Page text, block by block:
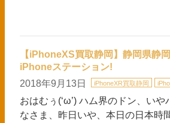
【iPhoneXS買取静岡】静岡県静
iPhoneステーション!
2018年9月13日
iPhoneXR買取静岡
おはむぅ(‘ω’) ハム界のドン、い
なさま、昨日いや、本日の日本